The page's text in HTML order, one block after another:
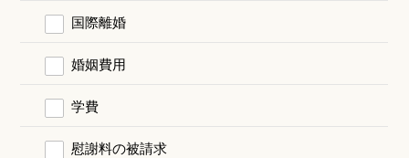
国際離婚
婚姻費用
学費
慰謝料の被請求